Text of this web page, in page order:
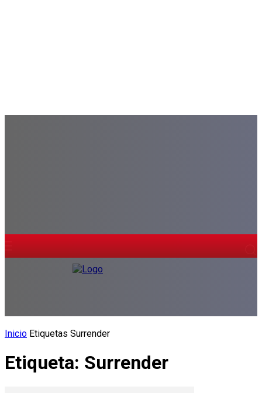
Inicio Etiquetas Surrender
Etiqueta: Surrender